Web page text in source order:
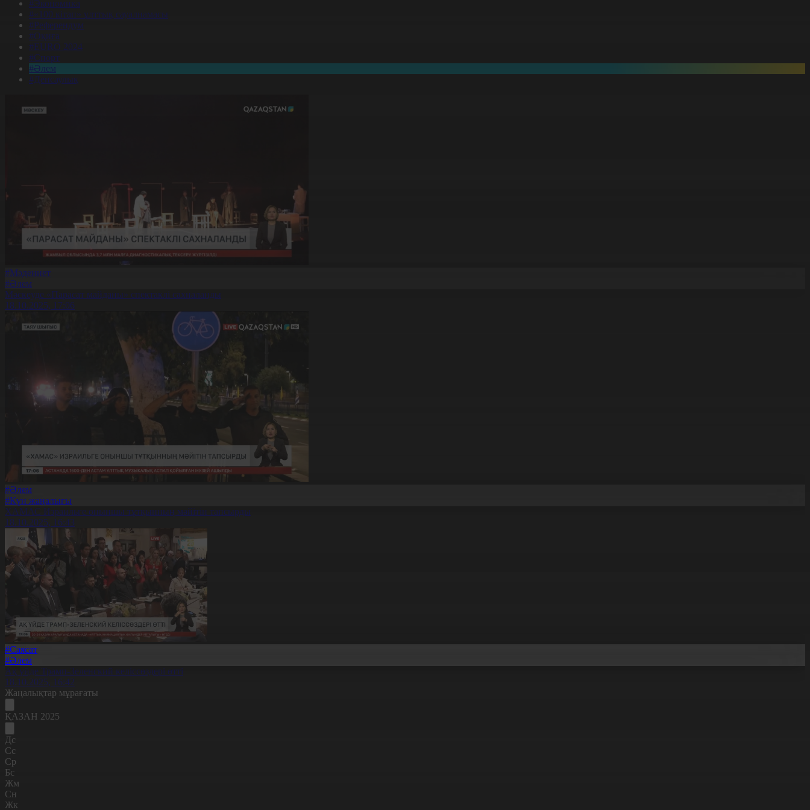
#Экономика
#«100 кітап» ұлттық сауалнамасы
#Референдум
#Оқиға
#EURO 2024
#Спорт
#Әлем
#Денсаулық
#Мәдениет
#Әлем
Мәскеуде «Парасат майданы» спектаклі сахналанды
18.10.2025, 17:06
#Әлем
#Күн жаңалығы
ХАМАС Израильге оныншы тұтқынның мәйітін тапсырды
18.10.2025, 16:43
#Саясат
#Әлем
Ақ үйде Трамп-Зеленский келіссөздері өтті
18.10.2025, 16:42
Жаңалықтар мұрағаты
ҚАЗАН 2025
Дс
Сс
Ср
Бс
Жм
Сн
Жк